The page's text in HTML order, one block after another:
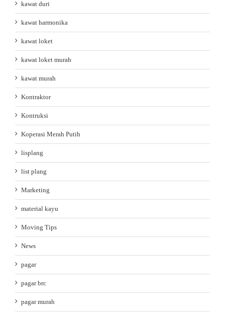
kawat duri
kawat harmonika
kawat loket
kawat loket murah
kawat murah
Kontraktor
Kontruksi
Koperasi Merah Putih
lisplang
list plang
Marketing
material kayu
Moving Tips
News
pagar
pagar brc
pagar murah